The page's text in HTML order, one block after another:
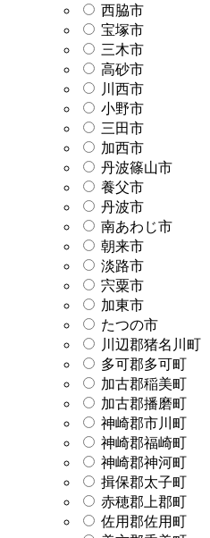
西脇市
宝塚市
三木市
高砂市
川西市
小野市
三田市
加西市
丹波篠山市
養父市
丹波市
南あわじ市
朝来市
淡路市
宍粟市
加東市
たつの市
川辺郡猪名川町
多可郡多可町
加古郡稲美町
加古郡播磨町
神崎郡市川町
神崎郡福崎町
神崎郡神河町
揖保郡太子町
赤穂郡上郡町
佐用郡佐用町